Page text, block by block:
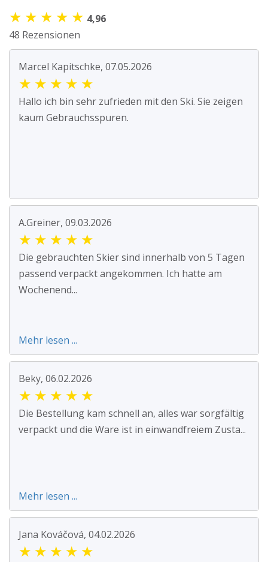
★ ★ ★ ★ ★ 4,96
48 Rezensionen
Marcel Kapitschke, 07.05.2026
★ ★ ★ ★ ★
Hallo ich bin sehr zufrieden mit den Ski. Sie zeigen
kaum Gebrauchsspuren.
A.Greiner, 09.03.2026
★ ★ ★ ★ ★
Die gebrauchten Skier sind innerhalb von 5 Tagen
passend verpackt angekommen. Ich hatte am
Wochenend...
Mehr lesen ...
Beky, 06.02.2026
★ ★ ★ ★ ★
Die Bestellung kam schnell an, alles war sorgfältig
verpackt und die Ware ist in einwandfreiem Zusta...
Mehr lesen ...
Jana Kováčová, 04.02.2026
★ ★ ★ ★ ★